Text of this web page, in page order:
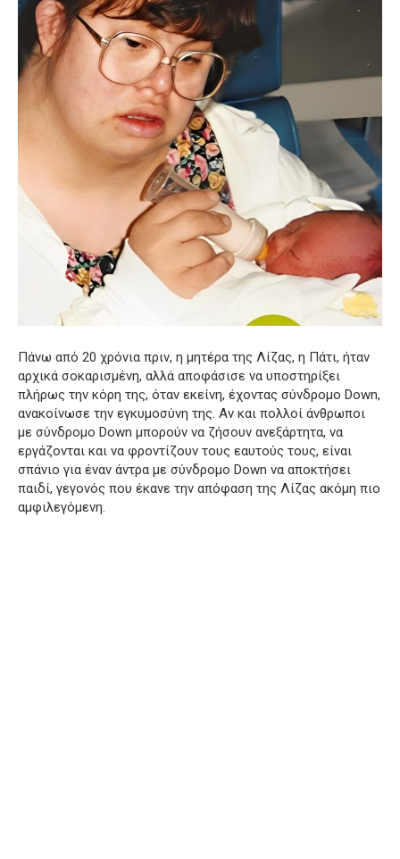
Πάνω από 20 χρόνια πριν, η μητέρα της Λίζας, η Πάτι, ήταν
αρχικά σοκαρισμένη, αλλά αποφάσισε να υποστηρίξει
πλήρως την κόρη της, όταν εκείνη, έχοντας σύνδρομο Down,
ανακοίνωσε την εγκυμοσύνη της. Αν και πολλοί άνθρωποι
με σύνδρομο Down μπορούν να ζήσουν ανεξάρτητα, να
εργάζονται και να φροντίζουν τους εαυτούς τους, είναι
σπάνιο για έναν άντρα με σύνδρομο Down να αποκτήσει
παιδί, γεγονός που έκανε την απόφαση της Λίζας ακόμη πιο
αμφιλεγόμενη.